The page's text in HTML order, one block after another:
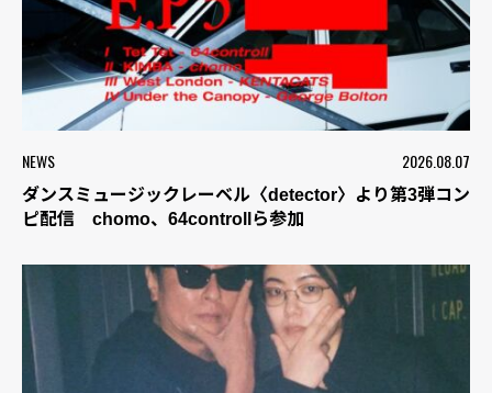
NEWS 2026.08.07
ダンスミュージックレーベル〈detector〉より第3弾コン
ピ配信 chomo、64controllら参加